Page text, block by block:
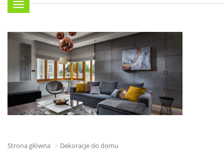
Menu
Strona główna
Dekoracje do domu